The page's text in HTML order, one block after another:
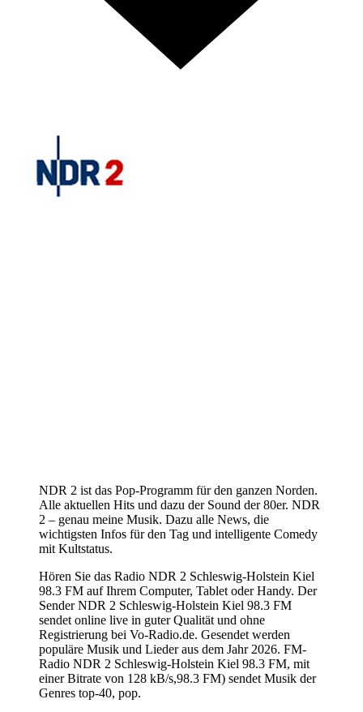
NDR 2 ist das Pop-Programm für den ganzen Norden.
Alle aktuellen Hits und dazu der Sound der 80er. NDR
2 – genau meine Musik. Dazu alle News, die
wichtigsten Infos für den Tag und intelligente Comedy
mit Kultstatus.
Hören Sie das Radio NDR 2 Schleswig-Holstein Kiel
98.3 FM auf Ihrem Computer, Tablet oder Handy. Der
Sender NDR 2 Schleswig-Holstein Kiel 98.3 FM
sendet online live in guter Qualität und ohne
Registrierung bei Vo-Radio.de. Gesendet werden
populäre Musik und Lieder aus dem Jahr 2026. FM-
Radio NDR 2 Schleswig-Holstein Kiel 98.3 FM, mit
einer Bitrate von 128 kB/s,98.3 FM) sendet Musik der
Genres top-40, pop.